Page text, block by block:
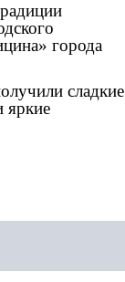
города
сладкие
яркие